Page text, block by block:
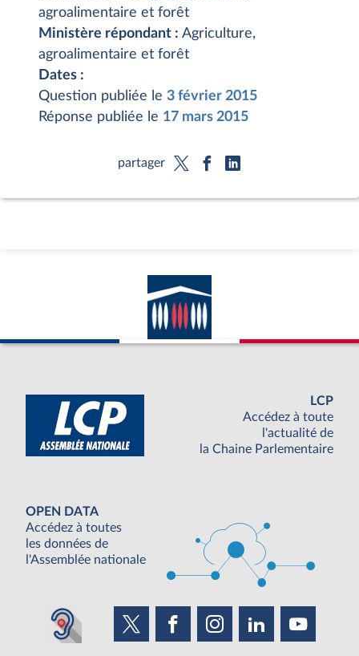
agroalimentaire et forêt
Ministère répondant : Agriculture,
agroalimentaire et forêt
Dates :
Question publiée le 3 février 2015
Réponse publiée le 17 mars 2015
partager
LCP
Accédez à toute
l'actualité de
la Chaine Parlementaire
OPEN DATA
Accédez à toutes
les données de
l'Assemblée nationale